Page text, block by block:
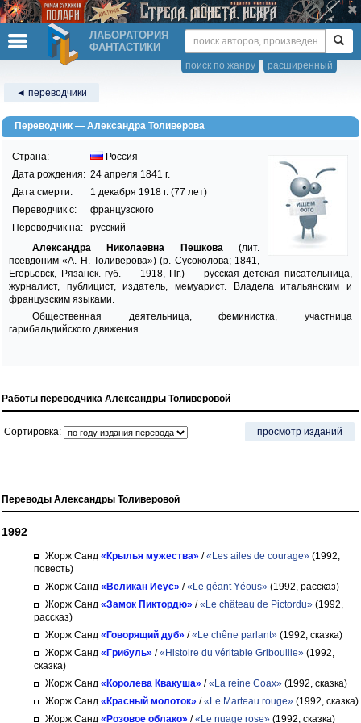
ЛАБОРАТОРИЯ
ФАНТАСТИКИ
расширенный
поиск по жанру
◄ переводчики
Переводчик — Александра Толиверова
Страна:
Россия
Дата рождения: 24 апреля 1841 г.
Дата смерти:
1 декабря 1918 г. (77 лет)
Переводчик c:
французского
Переводчик на:
русский
Александра Николаевна Пешкова(лит.
псевдоним «А. Н. Толиверова») (р. Сусоколова; 1841,
Егорьевск, Рязанск. губ. — 1918, Пг.) — русская детская писательница,
журналист, публицист, издатель, мемуарист. Владела итальянским и
французским языками.
Общественная деятельница, феминистка, участница
гарибальдийского движения.
Работы переводчика Александры Толиверовой
Сортировка: просмотр изданий
Переводы Александры Толиверовой
1992
Жорж Санд «Крылья мужества» /«Les ailes de courage» (1992,
повесть)
Жорж Санд «Великан Иеус» /«Le géant Yéous» (1992, рассказ)
Жорж Санд «Замок Пиктордю» /«Le château de Pictordu» (1992,
рассказ)
Жорж Санд «Говорящий дуб» /«Le chêne parlant» (1992, сказка)
Жорж Санд «Грибуль» /«Histoire du véritable Gribouille» (1992,
сказка)
Жорж Санд «Королева Квакуша» /«La reine Coax» (1992, сказка)
Жорж Санд «Красный молоток» /«Le Marteau rouge» (1992, сказка)
Жорж Санд «Розовое облако» /«Le nuage rose» (1992, сказка)